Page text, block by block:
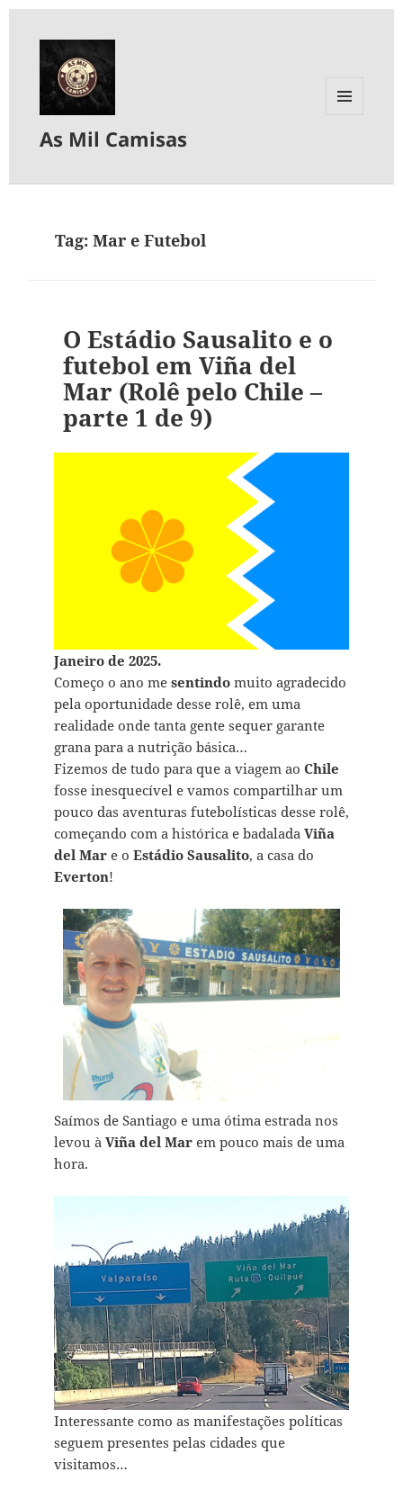
As Mil Camisas
Tag:Mar e Futebol
O Estádio Sausalito e o
futebol em Viña del
Mar (Rolê pelo Chile –
parte 1 de 9)
Janeiro de 2025.
Começo o ano me sentindomuito agradecido
pela oportunidade desse rolê, em uma
realidade onde tanta gente sequer garante
grana para a nutrição básica…
Fizemos de tudo para que a viagem ao Chile
fosse inesquecível e vamos compartilhar um
pouco das aventuras futebolísticas desse rolê,
começando com a histórica e badalada Viña
del Mare o Estádio Sausalito, a casa do
Everton!
Saímos de Santiago e uma ótima estrada nos
levou à Viña del Marem pouco mais de uma
hora.
Interessante como as manifestações políticas
seguem presentes pelas cidades que
visitamos…